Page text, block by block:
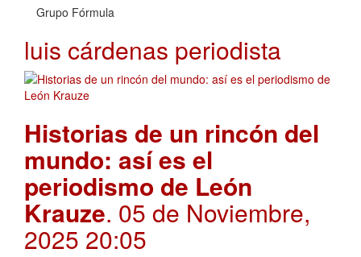
Grupo Fórmula
luis cárdenas periodista
Historias de un rincón del
mundo: así es el
periodismo de León
Krauze. 05 de Noviembre,
2025 20:05